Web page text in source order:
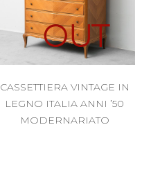
OUT
CASSETTIERA VINTAGE IN
LEGNO ITALIA ANNI ’50
MODERNARIATO